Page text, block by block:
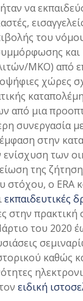
να
του
και
ΜΚΟ) από
χώρες
από μια
συνεργασία
στην
ενίσχυση των
της
στόχου, ο ERA
εκπαιδευτικές
στην πρακτική
του 2020
καθώς
ειδική